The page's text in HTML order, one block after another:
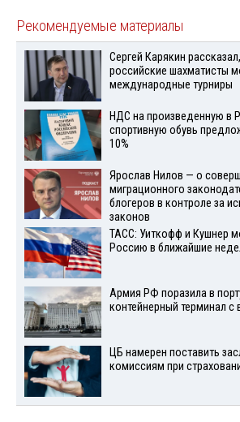
Рекомендуемые материалы
Сергей Карякин
российские шахматисты
международные турниры
НДС на произведенную в
спортивную обувь
10%
Ярослав Нилов — о
миграционного
блогеров в контроле за
законов
ТАСС: Уиткофф и Кушнер
Россию в ближайшие
Армия РФ поразила в
контейнерный терминал с
ЦБ намерен поставить
комиссиям при